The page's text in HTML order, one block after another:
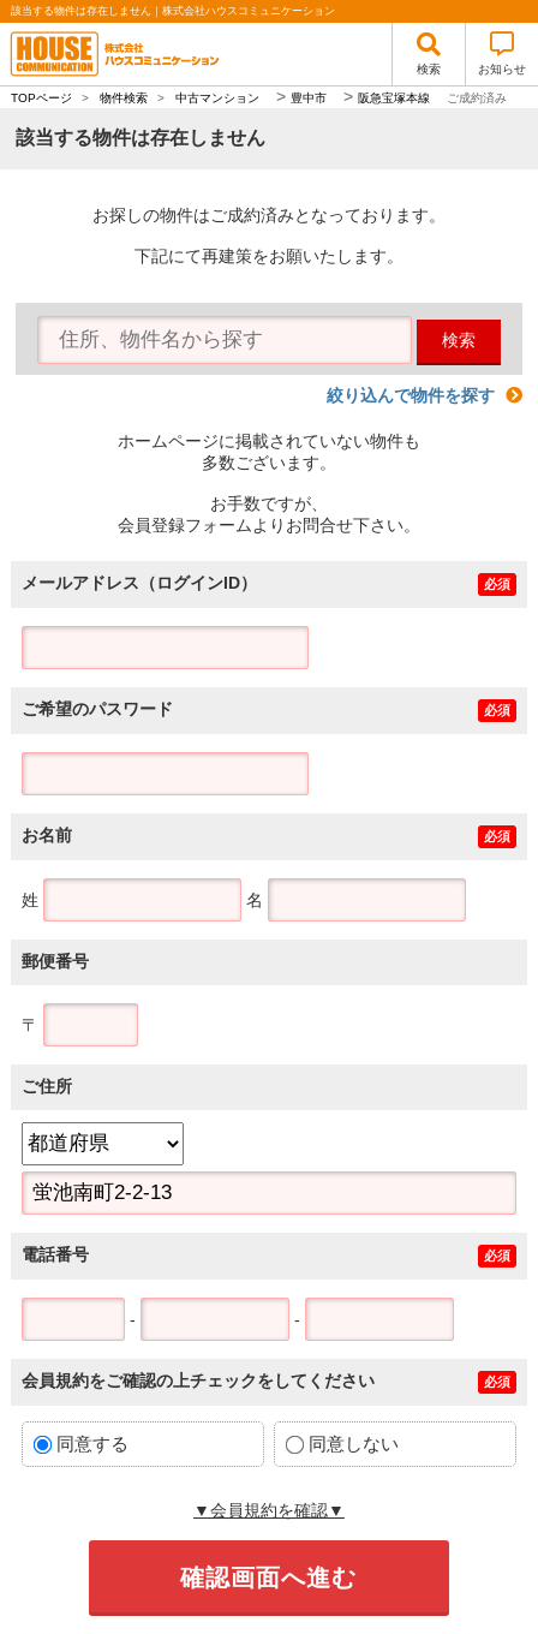
該当する物件は存在しません｜株式会社ハウスコミュニケーション
検索 お知らせ
TOPページ > 物件検索 > 中古マンション > 豊中市 > 阪急宝塚本線 ご成約済み
該当する物件は存在しません
お探しの物件はご成約済みとなっております。
下記にて再建策をお願いたします。
検索
絞り込んで物件を探す
ホームページに掲載されていない物件も
多数ございます。
お手数ですが、
会員登録フォームよりお問合せ下さい。
メールアドレス（ログインID） 必須
ご希望のパスワード 必須
お名前 必須
姓 名
郵便番号
〒
ご住所
電話番号 必須
- -
会員規約をご確認の上チェックをしてください 必須
同意する 同意しない
▼会員規約を確認▼